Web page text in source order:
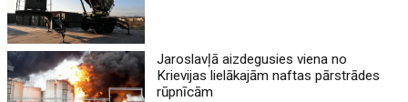
Jaroslavļā aizdegusies viena no
Krievijas lielākajām naftas pārstrādes
rūpnīcām